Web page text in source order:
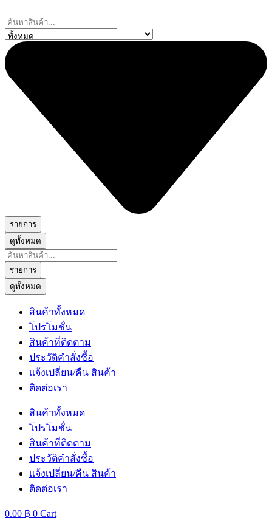
to
content
Search
...
รายการ
ดูทั้งหมด
Search
...
รายการ
ดูทั้งหมด
สินค้าทั้งหมด
โปรโมชั่น
สินค้าที่ติดตาม
ประวัติคำสั่งซื้อ
แจ้งเปลี่ยน/คืน สินค้า
ติดต่อเรา
สินค้าทั้งหมด
โปรโมชั่น
สินค้าที่ติดตาม
ประวัติคำสั่งซื้อ
แจ้งเปลี่ยน/คืน สินค้า
ติดต่อเรา
0.00 ฿ 0 Cart